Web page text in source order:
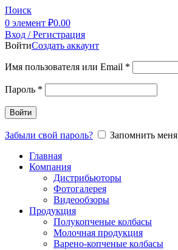
Поиск
0 элемент ₽0.00
Вход / Регистрация
ВойтиСоздать аккаунт
Имя пользователя или Email *
Пароль *
Войти
Забыли свой пароль?
Запомнить меня
Главная
Компания
Дистрибьюторы
Фотогалерея
Видеообзоры
Продукция
Полукопченые колбасы
Молочная продукция
Варено-копченые колбасы